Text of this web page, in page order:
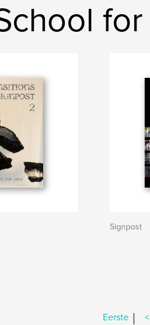
for
Signpost
Eerste |